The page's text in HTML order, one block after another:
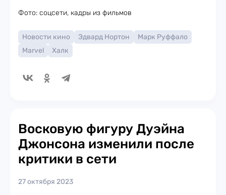
Фото: соцсети, кадры из фильмов
Новости кино Эдвард Нортон
Марк Руффало
Marvel
Халк
Восковую фигуру Дуэйна
Джонсона изменили после
критики в сети
27 октября 2023